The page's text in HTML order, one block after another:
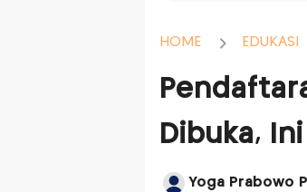
HOME EDUKASI
Dibuka,
Yoga Prabowo